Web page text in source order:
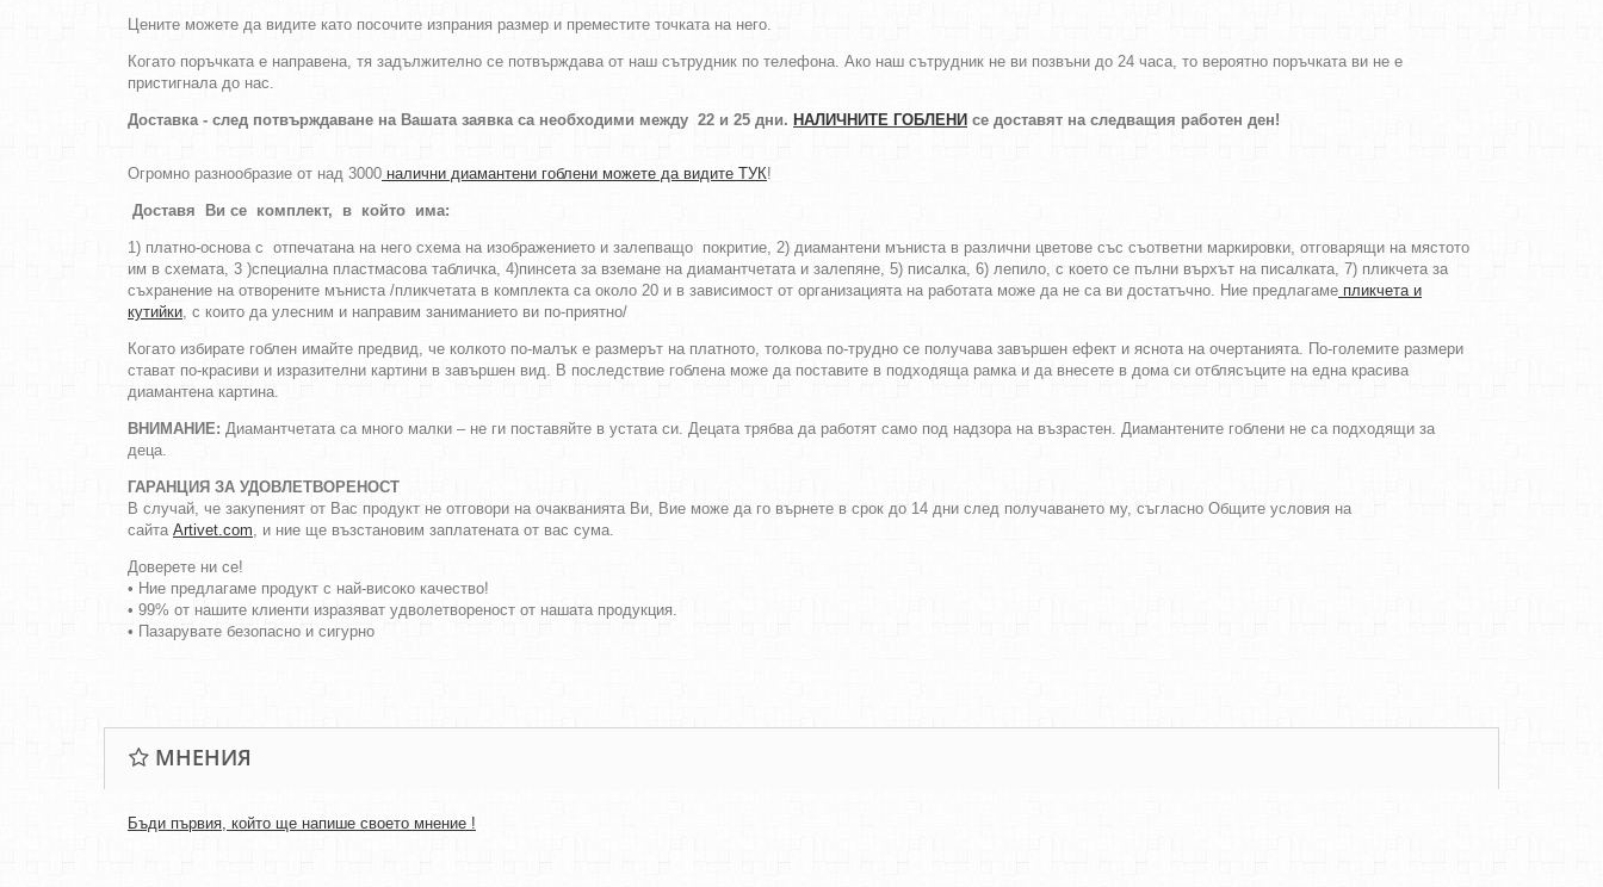
Цените можете да видите като посочите изпрания размер и преместите точката на него.
Когато поръчката е направена, тя задължително се потвърждава от наш сътрудник по телефона. Ако наш сътрудник не ви позвъни до 24 часа, то вероятно поръчката ви не е
пристигнала до нас.
Доставка - след потвърждаване на Вашата заявка са необходими между 22 и 25 дни. НАЛИЧНИТЕ ГОБЛЕНИ се доставят на следващия работен ден!
Огромно разнообразие от над 3000 налични диамантени гоблени можете да видите ТУК!
Доставя Ви се комплект, в който има:
1) платно-основа с отпечатана на него схема на изображението и залепващо покритие, 2) диамантени мъниста в различни цветове със съответни маркировки, отговарящи на мястото
им в схемата, 3 )специална пластмасова табличка, 4)пинсета за вземане на диамантчетата и залепяне, 5) писалка, 6) лепило, с което се пълни върхът на писалката, 7) пликчета за
съхранение на отворените мъниста /пликчетата в комплекта са около 20 и в зависимост от организацията на работата може да не са ви достатъчно. Ние предлагаме пликчета и
кутийки, с които да улесним и направим заниманието ви по-приятно/
Когато избирате гоблен имайте предвид, че колкото по-малък е размерът на платното, толкова по-трудно се получава завършен ефект и яснота на очертанията. По-големите размери
стават по-красиви и изразителни картини в завършен вид. В последствие гоблена може да поставите в подходяща рамка и да внесете в дома си отблясъците на една красива
диамантена картина.
ВНИМАНИЕ: Диамантчетата са много малки – не ги поставяйте в устата си. Децата трябва да работят само под надзора на възрастен. Диамантените гоблени не са подходящи за
деца.
ГАРАНЦИЯ ЗА УДОВЛЕТВОРЕНОСТ
В случай, че закупеният от Вас продукт не отговори на очакванията Ви, Вие може да го върнете в срок до 14 дни след получаването му, съгласно Общите условия на
сайта Artivet.com, и ние ще възстановим заплатената от вас сума.
Доверете ни се!
• Ние предлагаме продукт с най-високо качество!
• 99% от нашите клиенти изразяват удволетвореност от нашата продукция.
• Пазарувате безопасно и сигурно
МНЕНИЯ
Бъди първия, който ще напише своето мнение !